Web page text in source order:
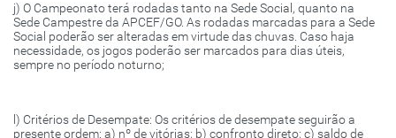
j) O Campeonato terá rodadas tanto na Sede Social, quanto na
Sede Campestre da APCEF/GO. As rodadas marcadas para a Sede
Social poderão ser alteradas em virtude das chuvas. Caso haja
necessidade, os jogos poderão ser marcados para dias úteis,
sempre no período noturno;
l) Critérios de Desempate: Os critérios de desempate seguirão a
presente ordem: a) nº de vitórias; b) confronto direto; c) saldo de